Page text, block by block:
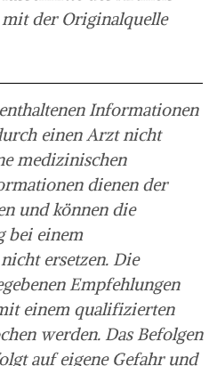
der Originalquelle
Informationen
einen Arzt nicht
medizinischen
dienen der
und können die
bei einem
ersetzen. Die
Empfehlungen
einem qualifizierten
werden. Das Befolgen
auf eigene Gefahr und